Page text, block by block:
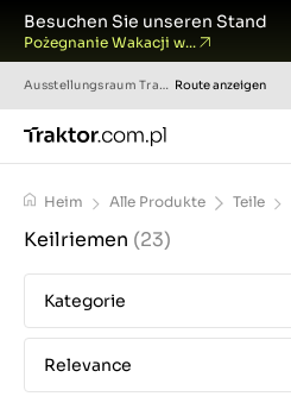
Besuchen Sie unseren Stand
Pożegnanie Wakacji w...
AusstellungsraumTraktor.com.pl Route anzeigen
Heim Alle Produkte Teile
Keilriemen (23)
Kategorie
Relevance